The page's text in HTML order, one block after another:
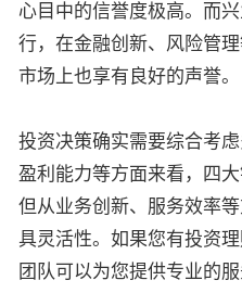
心目中的信誉度极高。而
行，在金融创新、风险管
市场上也享有良好的声誉。
投资决策确实需要综合考
盈利能力等方面来看，四
但从业务创新、服务效率
具灵活性。如果您有投资
团队可以为您提供专业的